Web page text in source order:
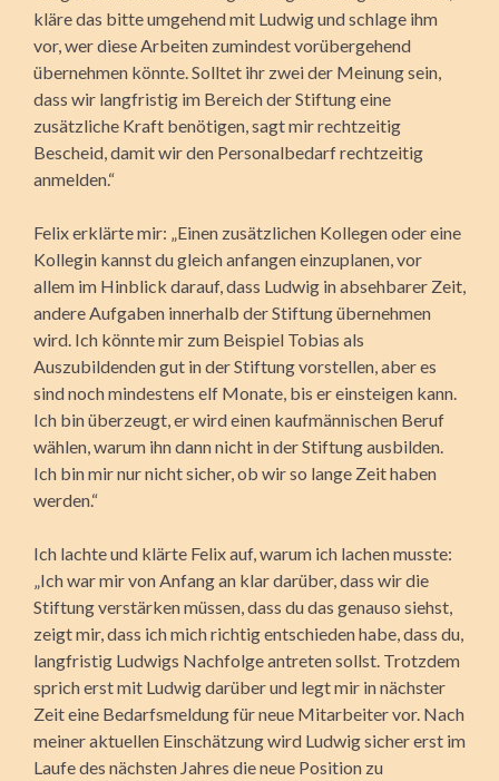
kläre das bitte umgehend mit Ludwig und schlage ihm
vor, wer diese Arbeiten zumindest vorübergehend
übernehmen könnte. Solltet ihr zwei der Meinung sein,
dass wir langfristig im Bereich der Stiftung eine
zusätzliche Kraft benötigen, sagt mir rechtzeitig
Bescheid, damit wir den Personalbedarf rechtzeitig
anmelden.“
Felix erklärte mir: „Einen zusätzlichen Kollegen oder eine
Kollegin kannst du gleich anfangen einzuplanen, vor
allem im Hinblick darauf, dass Ludwig in absehbarer Zeit,
andere Aufgaben innerhalb der Stiftung übernehmen
wird. Ich könnte mir zum Beispiel Tobias als
Auszubildenden gut in der Stiftung vorstellen, aber es
sind noch mindestens elf Monate, bis er einsteigen kann.
Ich bin überzeugt, er wird einen kaufmännischen Beruf
wählen, warum ihn dann nicht in der Stiftung ausbilden.
Ich bin mir nur nicht sicher, ob wir so lange Zeit haben
werden.“
Ich lachte und klärte Felix auf, warum ich lachen musste:
„Ich war mir von Anfang an klar darüber, dass wir die
Stiftung verstärken müssen, dass du das genauso siehst,
zeigt mir, dass ich mich richtig entschieden habe, dass du,
langfristig Ludwigs Nachfolge antreten sollst. Trotzdem
sprich erst mit Ludwig darüber und legt mir in nächster
Zeit eine Bedarfsmeldung für neue Mitarbeiter vor. Nach
meiner aktuellen Einschätzung wird Ludwig sicher erst im
Laufe des nächsten Jahres die neue Position zu